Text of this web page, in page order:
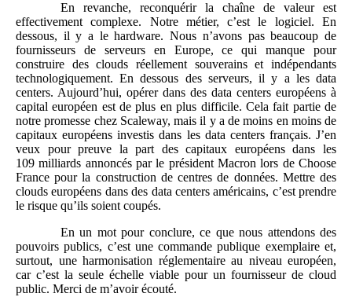
En revanche, reconquérir la chaîne de valeur est
effectivement complexe. Notre métier, c’est le logiciel. En
dessous, il y a le hardware. Nous n’avons pas beaucoup de
fournisseurs de serveurs en Europe, ce qui manque pour
construire des clouds réellement souverains et indépendants
technologiquement. En dessous des serveurs, il y a les data
centers. Aujourd’hui, opérer dans des data centers européens à
capital européen est de plus en plus difficile. Cela fait partie de
notre promesse chez Scaleway, mais il y a de moins en moins de
capitaux européens investis dans les data centers français. J’en
veux pour preuve la part des capitaux européens dans les
109 milliards annoncés par le président Macron lors de Choose
France pour la construction de centres de données. Mettre des
clouds européens dans des data centers américains, c’est prendre
le risque qu’ils soient coupés.
En un mot pour conclure, ce que nous attendons des
pouvoirs publics, c’est une commande publique exemplaire et,
surtout, une harmonisation réglementaire au niveau européen,
car c’est la seule échelle viable pour un fournisseur de cloud
public. Merci de m’avoir écouté.